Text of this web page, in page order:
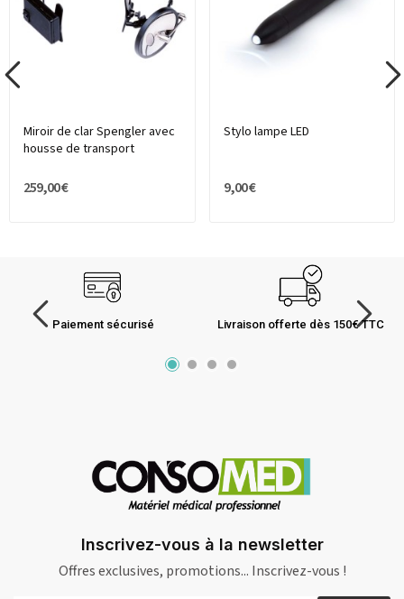
Miroir de clar Spengler avec
housse de transport
259,00 €
Stylo lampe LED
9,00 €
Paiement sécurisé Livraison offerte dès 150€ TTC
Inscrivez-vous à la newsletter
Offres exclusives, promotions... Inscrivez-vous !